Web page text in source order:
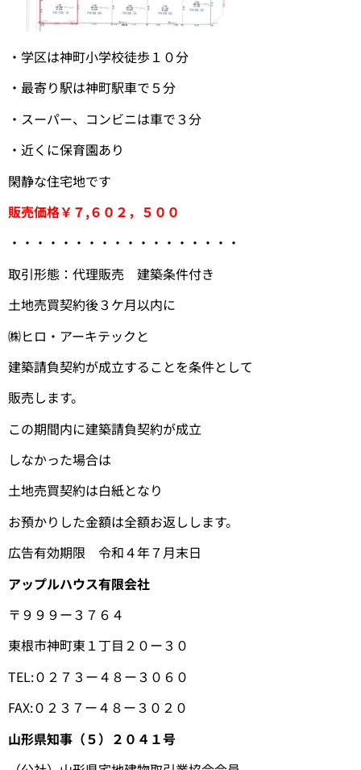
・学区は神町小学校徒歩１０分
・最寄り駅は神町駅車で５分
・スーパー、コンビニは車で３分
・近くに保育園あり
閑静な住宅地です
販売価格￥７,６０２，５００
・・・・・・・・・・・・・・・・・・
取引形態：代理販売 建築条件付き
土地売買契約後３ケ月以内に
㈱ヒロ・アーキテックと
建築請負契約が成立することを条件として
販売します。
この期間内に建築請負契約が成立
しなかった場合は
土地売買契約は白紙となり
お預かりした金額は全額お返しします。
広告有効期限 令和４年７月末日
アップルハウス有限会社
〒９９９ー３７６４
東根市神町東１丁目２０ー３０
TEL:０２７３ー４８ー３０６０
FAX:０２３７ー４８ー３０２０
山形県知事（５）２０４１号